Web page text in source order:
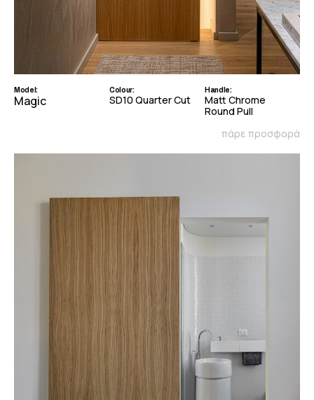
Model:
Magic
Colour:
SD10 Quarter Cut
Handle:
Matt Chrome
Round Pull
πάρε προσφορά